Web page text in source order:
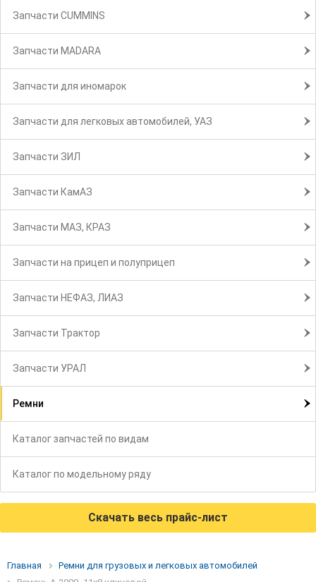
Запчасти CUMMINS
Запчасти MADARA
Запчасти для иномарок
Запчасти для легковых автомобилей, УАЗ
Запчасти ЗИЛ
Запчасти КамАЗ
Запчасти МАЗ, КРАЗ
Запчасти на прицеп и полуприцеп
Запчасти НЕФАЗ, ЛИАЗ
Запчасти Трактор
Запчасти УРАЛ
Ремни
Каталог запчастей по видам
Каталог по модельному ряду
Скачать весь прайс-лист
Главная
Ремни для грузовых и легковых автомобилей